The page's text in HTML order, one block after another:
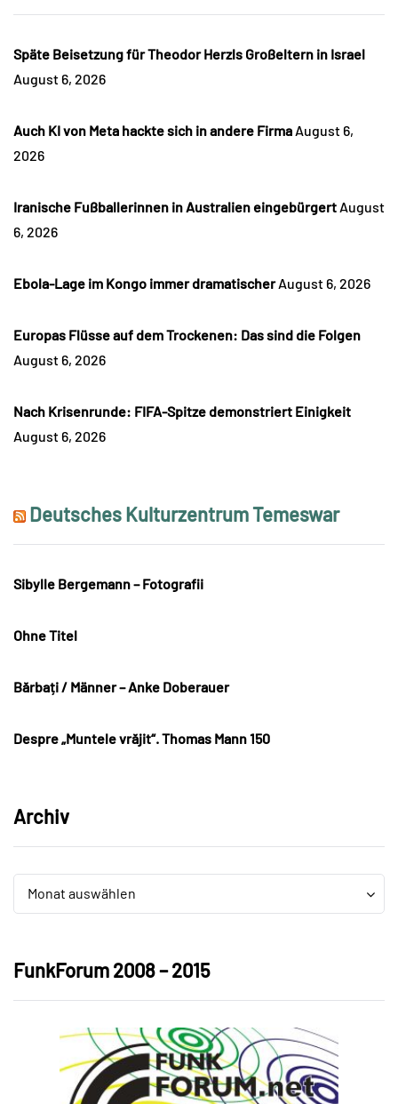
Späte Beisetzung für Theodor Herzls Großeltern in Israel
August 6, 2026
Auch KI von Meta hackte sich in andere Firma August 6,
2026
Iranische Fußballerinnen in Australien eingebürgert August
6, 2026
Ebola-Lage im Kongo immer dramatischer August 6, 2026
Europas Flüsse auf dem Trockenen: Das sind die Folgen
August 6, 2026
Nach Krisenrunde: FIFA-Spitze demonstriert Einigkeit
August 6, 2026
Deutsches Kulturzentrum Temeswar
Sibylle Bergemann – Fotografii
Ohne Titel
Bărbați / Männer – Anke Doberauer
Despre „Muntele vrăjit“. Thomas Mann 150
Archiv
Archiv
Monat auswählen
Archiv
FunkForum 2008 – 2015